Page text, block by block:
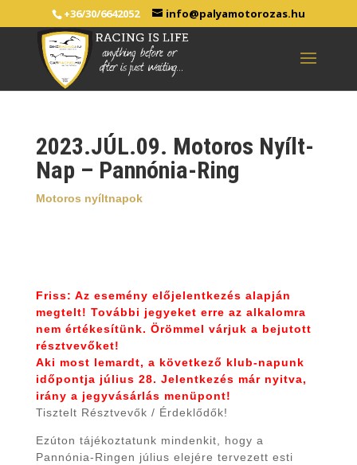
+36/30/6642052 info@palyamotorozas.hu
2023.JÚL.09. Motoros Nyílt-
Nap – Pannónia-Ring
Motoros nyíltnapok
Friss: Az esemény előjelentkezés alapján
megtelt! További jegyeket erre az alkalomra
nem értékesítünk. Örömmel várjuk a bejutott
résztvevőket!
Aki most lemardt, a következő klub-napunk
időpontja július 28. Jelentkezés már nyitva,
irány a jegyvásárlás menüpont!
Tisztelt Résztvevők / Érdeklődők!
Ezúton tájékoztatunk mindenkit, hogy a
Pannónia-Ringen július elejére tervezett esti